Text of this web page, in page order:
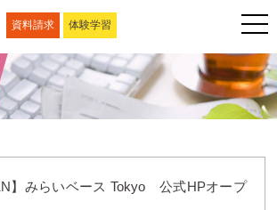
資料請求 体験学習
】みらいベース Tokyo 公式HPオープ